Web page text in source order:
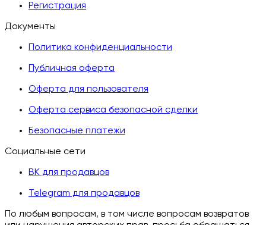
Регистрация
Документы
Политика конфиденциальности
Публичная оферта
Оферта для пользователя
Оферта сервиса безопасной сделки
Безопасные платежи
Социальные сети
ВК для продавцов
Telegram для продавцов
По любым вопросам, в том числе вопросам возвратов